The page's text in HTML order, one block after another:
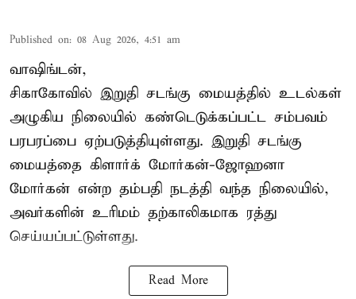
Published on: 08 Aug 2026, 4:51 am
வாஷிங்டன்,
சிகாகோவில் இறுதி சடங்கு மையத்தில் உடல்கள்
அழுகிய நிலையில் கண்டெடுக்கப்பட்ட சம்பவம்
பரபரப்பை ஏற்படுத்தியுள்ளது. இறுதி சடங்கு
மையத்தை கிளார்க் மோர்கன்-ஜோஹனா
மோர்கன் என்ற தம்பதி நடத்தி வந்த நிலையில்,
அவர்களின் உரிமம் தற்காலிகமாக ரத்து
செய்யப்பட்டுள்ளது.
Read More